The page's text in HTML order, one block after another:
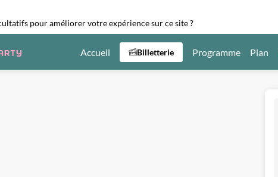
Accueil Billetterie Programme Plan
pour améliorer votre expérience sur ce site ?